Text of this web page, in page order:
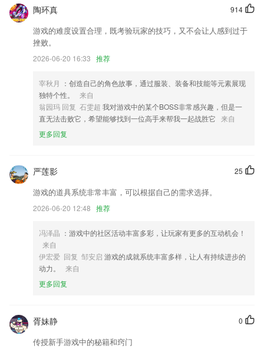
搜索页增加热门搜索和猜你想搜功能，提示搜索准确率和稳定性，支持常
见问题搜索
更新应用内字体
小末祝你新年快乐，喜迎佳节放大招，快接：
修复64位覆盖安装后视频播放黑屏的问题
开单时，仓库列表，支持搜索；
联系我们
以上就是国际永久网站的介绍，如果您喜欢这款软件，您可以到应用商店
进行打分评论，说出您的使用经历，以帮助我们更好的对产品进行优化修
914
陶环真
游戏的难度设置合理，既考验玩家的技巧，又不会让人感到过于
挫败。
2026-06-20 16:33 推荐
宰秋月 ：创造自己的角色故事，通过服装、装备和技能等元素展现
独特个性。
来自
翁园玛 回复 石雯超 我对游戏中的某个BOSS非常感兴趣，但是一
直无法击败它，希望能够找到一位高手来帮我一起战胜它 来自
更多回复
25
严莲影
游戏的道具系统非常丰富，可以根据自己的需求选择。
2026-06-20 12:48 推荐
冯泽晶 ：游戏中的社区活动丰富多彩，让玩家有更多的互动机会！
来自
伊宏爱 回复 邹安启 游戏的成就系统丰富多样，让人有持续进步的
动力。
来自
更多回复
0
胥妹静
传授新手游戏中的秘籍和窍门